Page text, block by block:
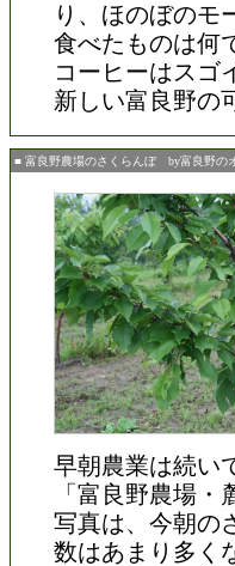
り、ほのぼのモ
食べたものは何
コーヒーはスゴ
新しい富良野の
■ 富良野農場のさくらんぼ by富良野の
早朝農業は続い
「富良野農場
写真は、今朝の
数はあまり多く